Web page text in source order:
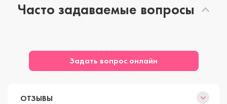
Часто задаваемые вопросы
Задать вопрос онлайн
ОТЗЫВЫ